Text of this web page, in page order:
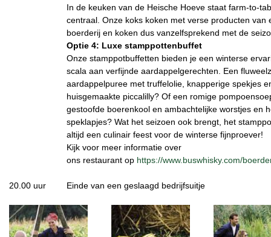
In de keuken van de Heische Hoeve staat farm-to-
centraal. Onze koks koken met verse producten van
boerderij en koken dus vanzelfsprekend met de
Optie 4: Luxe stamppottenbuffet
Onze stamppotbuffetten bieden je een winterse
scala aan verfijnde aardappelgerechten. Een
aardappelpuree met truffelolie, knapperige spekjes
huisgemaakte piccalilly? Of een romige
gestoofde boerenkool en ambachtelijke worstjes en
speklapjes? Wat het seizoen ook brengt, het
altijd een culinair feest voor de winterse fijnproever!
Kijk voor meer informatie over
ons restaurant op https://www.buswhisky.com/
20.00 uur Einde van een geslaagd bedrijfsuitje